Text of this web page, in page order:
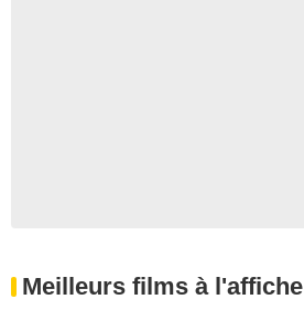
Meilleurs films à l'affiche